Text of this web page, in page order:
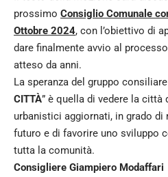
prossimo Consiglio Comunale
Ottobre 2024, con l’obiettivo di
dare finalmente avvio al
atteso da anni.
La speranza del gruppo consiliare
CITTÀ” è quella di vedere la
urbanistici aggiornati, in grado di
futuro e di favorire uno sviluppo
tutta la comunità.
Consigliere Giampiero Modaffari